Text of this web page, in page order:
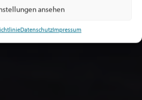
ansehen
DatenschutzImpressum